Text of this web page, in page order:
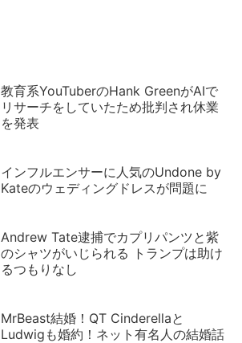
教育系YouTuberのHank GreenがAIで
リサーチをしていたため批判され休業
を発表
インフルエンサーに人気のUndone by
Kateのウェディングドレスが問題に
Andrew Tate逮捕でカプリパンツと紫
のシャツがいじられる トランプは助け
るつもりなし
MrBeast結婚！QT Cinderellaと
Ludwigも婚約！ネット有名人の結婚話